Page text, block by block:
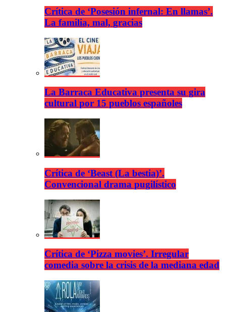
Crítica de ‘Posesión infernal: En llamas’.
La familia, mal, gracias
La Barraca Educativa presenta su gira
cultural por 15 pueblos españoles
Crítica de ‘Beast (La bestia)’.
Convencional drama pugilístico
Crítica de ‘Pizza movies’. Irregular
comedia sobre la crisis de la mediana edad